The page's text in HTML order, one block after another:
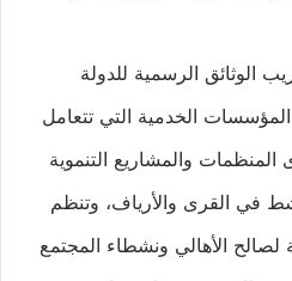
الوثائق الرسمية للدولة
الخدمية التي تتعامل
المنظمات والمشاريع التنموية
في القرى والأرياف، وتنظم
لصالح الأهالي ونشطاء المجتمع